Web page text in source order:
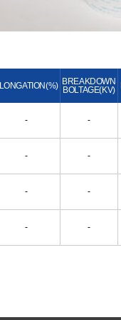
BREAKDOWN
BOLTAGE(KV)
- -
- -
- -
- -